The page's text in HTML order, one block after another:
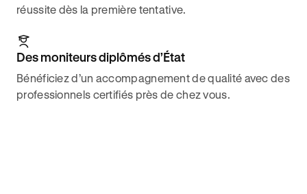
réussite dès la première tentative.
Des moniteurs diplômés d’État
Bénéficiez d’un accompagnement de qualité avec des
professionnels certifiés près de chez vous.